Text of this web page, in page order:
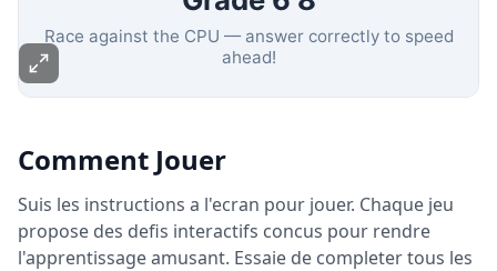
Comment Jouer
Suis les instructions a l'ecran pour jouer. Chaque jeu
propose des defis interactifs concus pour rendre
l'apprentissage amusant. Essaie de completer tous les